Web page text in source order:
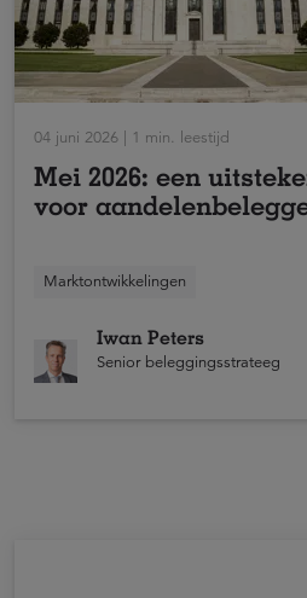
04 juni 2026 | 1 min. leestijd
Mei 2026: een
voor
Mei 2026 was een uitstekende
aandelen en opkomende
Amerikaanse aandelen boekten
Marktontwikkelingen
Iwan Peters
Senior beleggingsstrateeg